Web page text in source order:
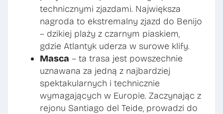
technicznymi zjazdami. Największa
nagroda to ekstremalny zjazd do Benijo
– dzikiej plaży z czarnym piaskiem,
gdzie Atlantyk uderza w surowe klify.
Masca – ta trasa jest powszechnie
uznawana za jedną z najbardziej
spektakularnych i technicznie
wymagających w Europie. Zaczynając z
rejonu Santiago del Teide, prowadzi do